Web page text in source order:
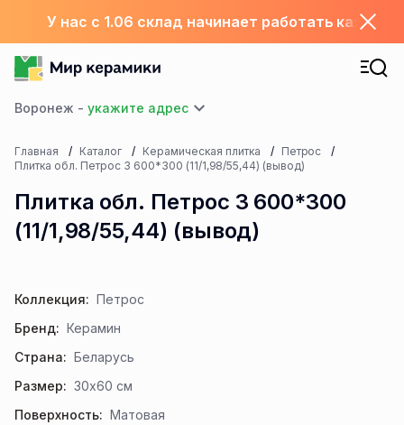
У нас с 1.06 склад начинает работать каждый
Воронеж -
Главная Каталог Керамическая плитка
Петрос
Плитка обл. Петрос 3 600*300 (11/1,98/55,44) (вывод)
Плитка обл. Петрос 3 600*300
(11/1,98/55,44) (вывод)
Коллекция: Петрос
Бренд: Керамин
Страна: Беларусь
Размер: 30x60 см
Поверхность: Матовая